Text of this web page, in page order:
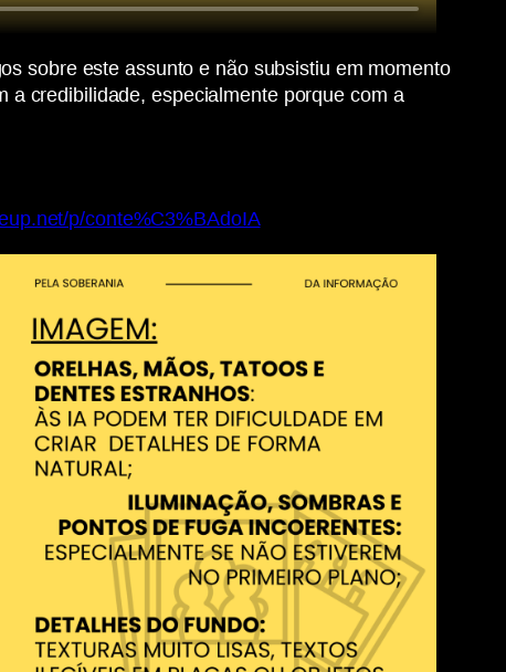
sobre este assunto e não subsistiu em momento
a credibilidade, especialmente porque com a
p/conte%C3%BAdoIA